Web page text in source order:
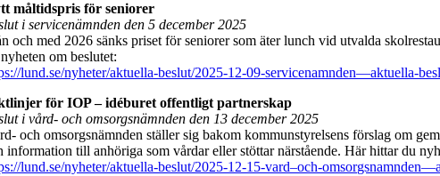
måltidspris för seniorer
i servicenämnden den 5 december 2025
och med 2026 sänks priset för seniorer som äter lunch vid utvalda
om beslutet:
lund.se/nyheter/aktuella-beslut/2025-12-09-servicenamnden—aktuella-
för IOP – idéburet offentligt partnerskap
i vård- och omsorgsnämnden den 13 december 2025
och omsorgsnämnden ställer sig bakom kommunstyrelsens förslag om
information till anhöriga som vårdar eller stöttar närstående. Här hittar du
lund.se/nyheter/aktuella-beslut/2025-12-15-vard–och-